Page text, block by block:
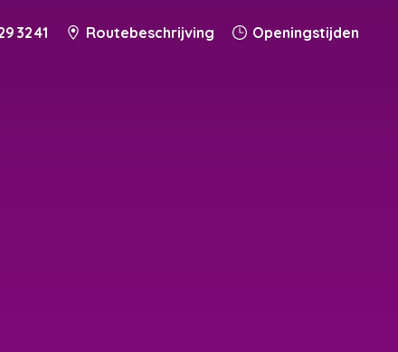
32 41 Routebeschrijving Openingstijden